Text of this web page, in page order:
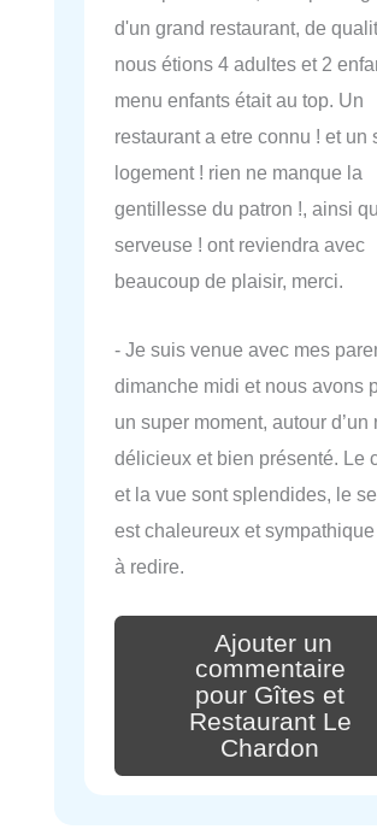
d'un grand restaurant, de
nous étions 4 adultes et 2
menu enfants était au top. Un
restaurant a etre connu ! et un
logement ! rien ne manque la
gentillesse du patron !, ainsi
serveuse ! ont reviendra avec
beaucoup de plaisir, merci.
- Je suis venue avec mes
dimanche midi et nous avons
un super moment, autour d’un
délicieux et bien présenté. Le
et la vue sont splendides, le
est chaleureux et
à redire.
Ajouter un
commentaire
pour Gîtes et
Restaurant Le
Chardon